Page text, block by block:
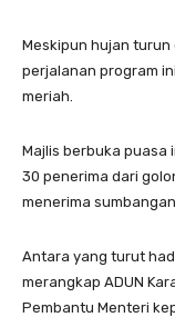
Meskipun hujan
perjalanan program
meriah.
Majlis berbuka puasa
30 penerima dari
menerima
Antara yang turut
merangkap ADUN
Pembantu Menteri